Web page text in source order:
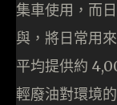
集車使用，而
與，將日常用
平均提供約
輕廢油對環境